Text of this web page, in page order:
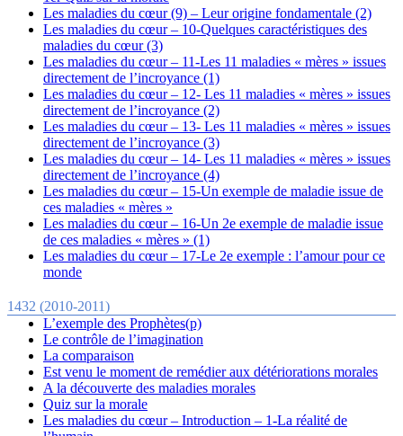
Les maladies du cœur (9) – Leur origine fondamentale (2)
Les maladies du cœur – 10-Quelques caractéristiques des
maladies du cœur (3)
Les maladies du cœur – 11-Les 11 maladies « mères » issues
directement de l’incroyance (1)
Les maladies du cœur – 12- Les 11 maladies « mères » issues
directement de l’incroyance (2)
Les maladies du cœur – 13- Les 11 maladies « mères » issues
directement de l’incroyance (3)
Les maladies du cœur – 14- Les 11 maladies « mères » issues
directement de l’incroyance (4)
Les maladies du cœur – 15-Un exemple de maladie issue de
ces maladies « mères »
Les maladies du cœur – 16-Un 2e exemple de maladie issue
de ces maladies « mères » (1)
Les maladies du cœur – 17-Le 2e exemple : l’amour pour ce
monde
1432 (2010-2011)
L’exemple des Prophètes(p)
Le contrôle de l’imagination
La comparaison
Est venu le moment de remédier aux détériorations morales
A la découverte des maladies morales
Quiz sur la morale
Les maladies du cœur – Introduction – 1-La réalité de